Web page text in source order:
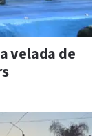
velada de